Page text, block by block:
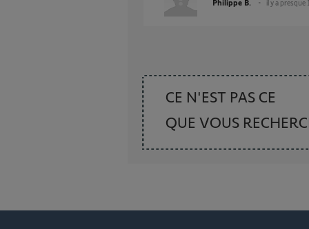
Philippe B. il y a presque
CE N'EST PAS CE
QUE VOUS